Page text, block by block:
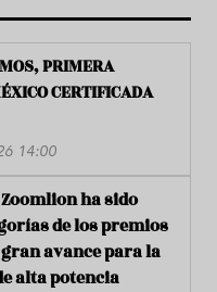
PRIMERA
CERTIFICADA
14:00
ha sido
de los premios
gran avance para la
alta potencia